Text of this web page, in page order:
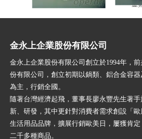
紅酒細高腳杯 金
金永上企業股份有限公司
金永上企業股份有限公司創立於1994年，
份有限公司，創立初期以鍋類、鋁合金容
為主，行銷全國。
隨著台灣經濟起飛，董事長廖永豐先生著手
新、研發，其中更針對消費者需求創設「歐
生活用品品牌，擴展行銷歐美日，屢獲肯
二千多種商品。